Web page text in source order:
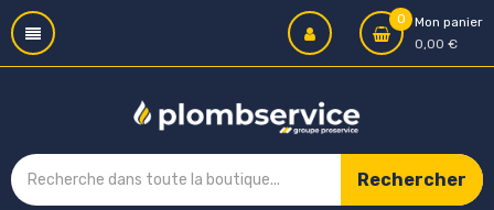
0
Mon panier
0,00 €
Rechercher